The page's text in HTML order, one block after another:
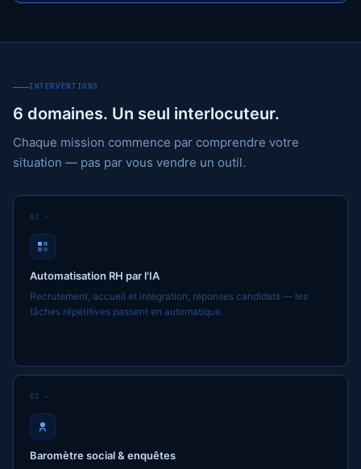
INTERVENTIONS
6 domaines. Un seul interlocuteur.
Chaque mission commence par comprendre votre
situation — pas par vous vendre un outil.
01 —
Automatisation RH par l'IA
Recrutement, accueil et intégration, réponses candidats — les
tâches répétitives passent en automatique.
02 —
Baromètre social & enquêtes